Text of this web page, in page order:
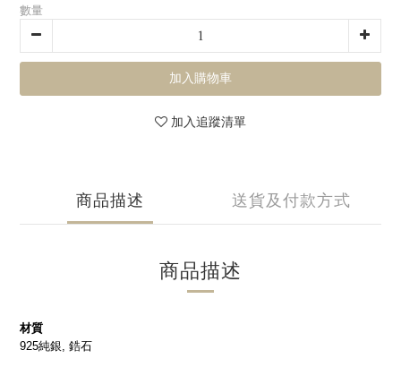
數量
加入購物車
加入追蹤清單
商品描述 送貨及付款方式
商品描述
材質
925純銀, 鋯石